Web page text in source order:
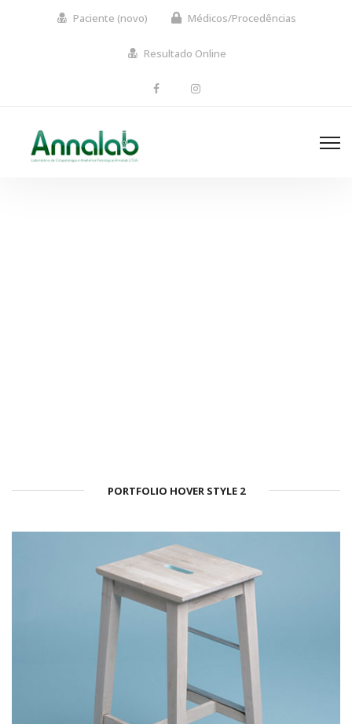
Paciente (novo) Médicos/Procedências
Resultado Online
PORTFOLIO HOVER STYLE 2
Star Rack